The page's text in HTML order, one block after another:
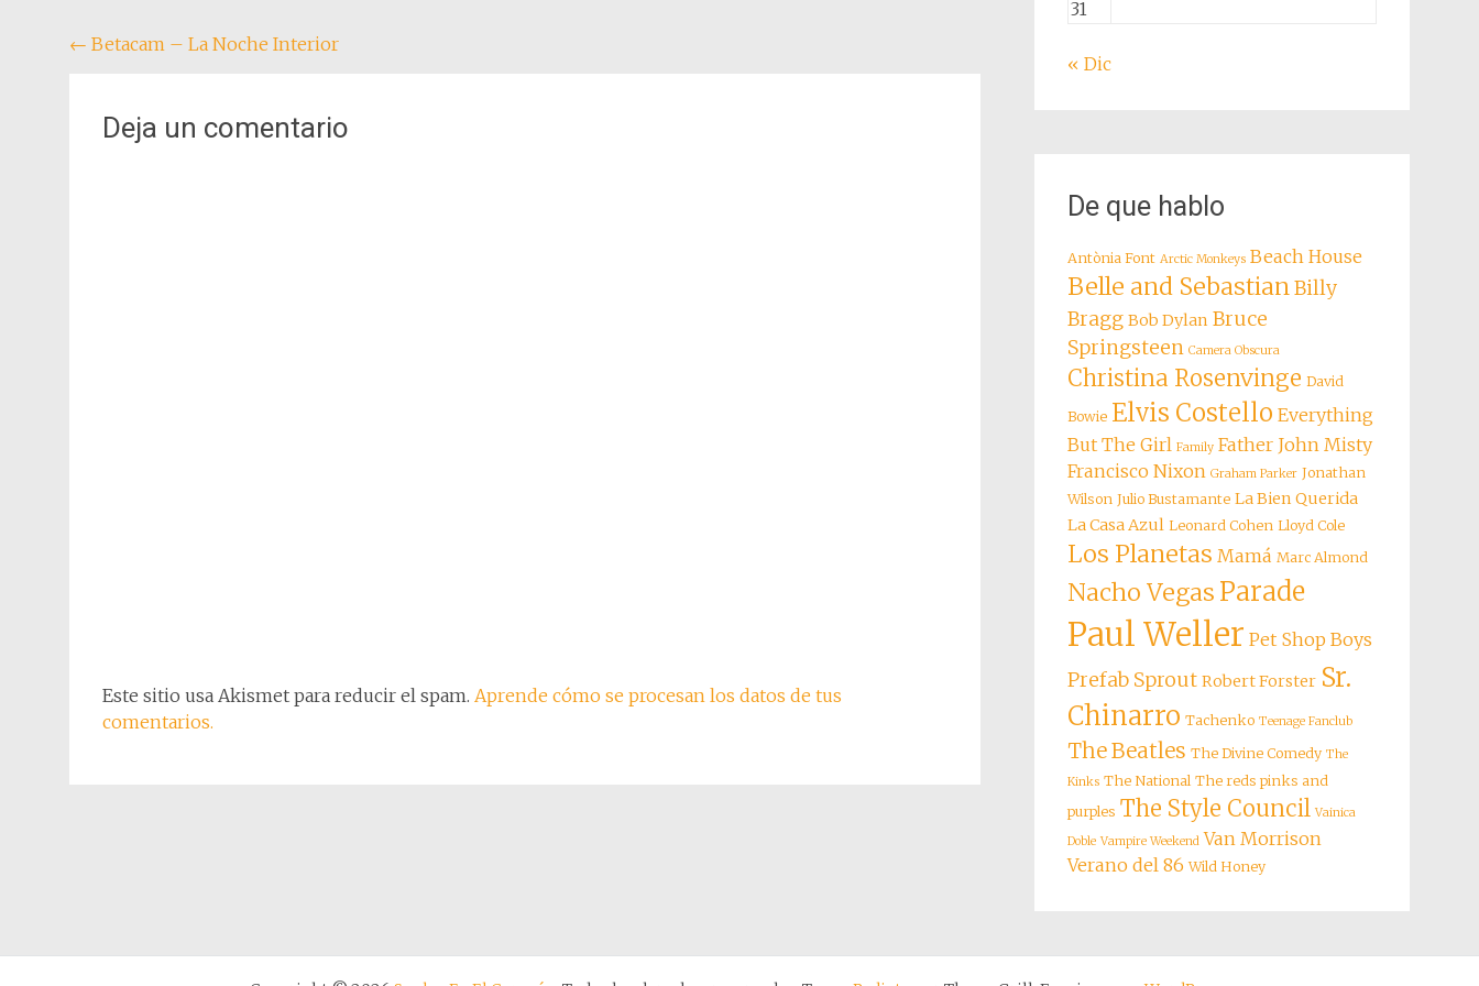
Navegación
entradas
← Betacam – La Noche Interior
Deja un comentario
Este sitio usa Akismet para reducir el spam. Aprende cómo se procesan los datos de tus
comentarios.
31
« Dic
De que hablo
Antònia Font Arctic Monkeys Beach House
Belle and SebastianBilly
Bragg Bob Dylan Bruce
Springsteen Camera Obscura
Christina Rosenvinge David
Bowie Elvis Costello Everything
But The Girl Family Father John Misty
Francisco Nixon Graham Parker Jonathan
Wilson Julio Bustamante La Bien Querida
La Casa Azul Leonard Cohen Lloyd Cole
Los Planetas Mamá Marc Almond
Nacho Vegas Parade
Paul Weller Pet Shop Boys
Prefab Sprout Robert Forster Sr.
Chinarro Tachenko Teenage Fanclub
The Beatles The Divine Comedy The
Kinks The National The reds pinks and
purples The Style Council Vainica
Doble Vampire Weekend Van Morrison
Verano del 86 Wild Honey